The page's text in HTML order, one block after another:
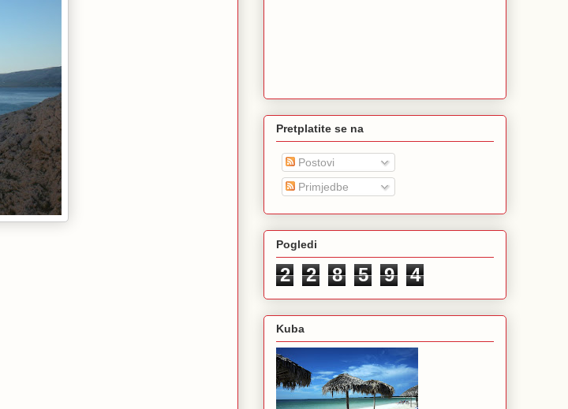
Pretplatite se na
Postovi
Primjedbe
Pogledi
2 2 8 5 9 4
Kuba